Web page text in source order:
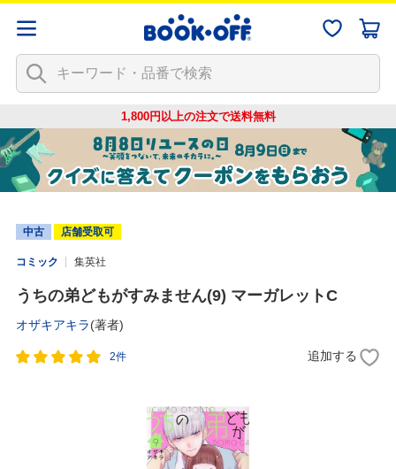
1,800円以上の注文で送料無料
中古 店舗受取可
コミック 集英社
うちの弟どもがすみません(9) マーガレットC
オザキアキラ(著者)
2件 追加する